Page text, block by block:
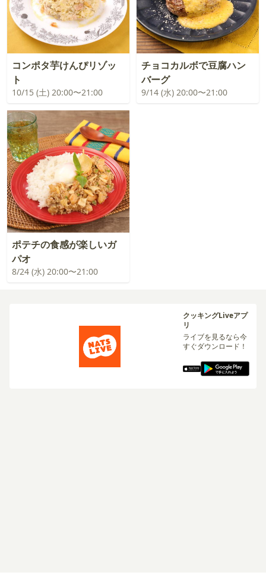
コンポタ芋けんぴリゾッ
ト
10/15 (土) 20:00〜21:00
チョコカルボで豆腐ハン
バーグ
9/14 (水) 20:00〜21:00
ポテチの食感が楽しいガ
パオ
8/24 (水) 20:00〜21:00
クッキングLiveアプ
リ
ライブを見るなら今
すぐダウンロード！